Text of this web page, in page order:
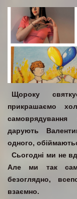
Щороку
прикрашаємо
самоврядування
дарують
одного,
Сьогодні ми не
Але ми так
безоглядно,
взаємно.